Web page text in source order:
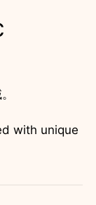
with unique